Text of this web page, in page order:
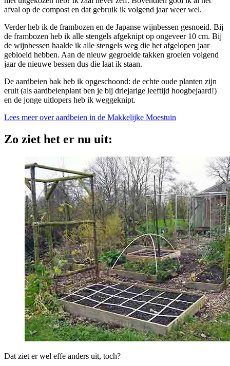
afval op de compost en dat gebruik ik volgend jaar weer wel.
Verder heb ik de frambozen en de Japanse wijnbessen gesnoeid. Bij
de frambozen heb ik alle stengels afgeknipt op ongeveer 10 cm. Bij
de wijnbessen haalde ik alle stengels weg die het afgelopen jaar
gebloeid hebben. Aan de nieuw gegroeide takken groeien volgend
jaar de nieuwe bessen dus die laat ik staan.
De aardbeien bak heb ik opgeschoond: de echte oude planten zijn
eruit (als aardbeienplant ben je bij driejarige leeftijd hoogbejaard!)
en de jonge uitlopers heb ik weggeknipt.
Lees meer over aardbeien in de Makkelijke Moestuin
Zo ziet het er nu uit:
Dat ziet er wel effe anders uit, toch?